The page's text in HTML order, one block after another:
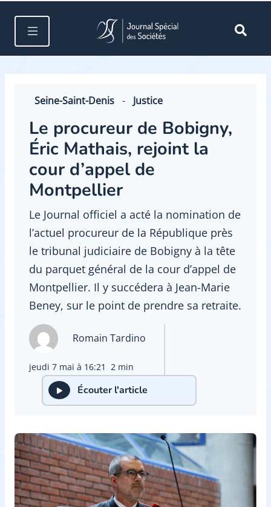
Seine-Saint-Denis - Justice
Le procureur de Bobigny,
Éric Mathais, rejoint la
cour d’appel de
Montpellier
Le Journal officiel a acté la nomination de
l’actuel procureur de la République près
le tribunal judiciaire de Bobigny à la tête
du parquet général de la cour d’appel de
Montpellier. Il y succédera à Jean-Marie
Beney, sur le point de prendre sa retraite.
Romain Tardino
jeudi 7 mai à 16:21 2 min
Écouter l'article